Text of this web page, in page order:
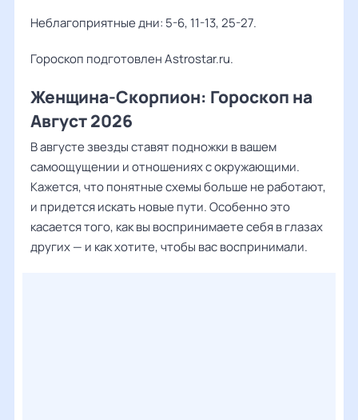
Неблагоприятные дни: 5-6, 11-13, 25-27.
Гороскоп подготовлен Astrostar.ru.
Женщина-Скорпион: Гороскоп на
Август 2026
В августе звезды ставят подножки в вашем
самоощущении и отношениях с окружающими.
Кажется, что понятные схемы больше не работают,
и придется искать новые пути. Особенно это
касается того, как вы воспринимаете себя в глазах
других — и как хотите, чтобы вас воспринимали.